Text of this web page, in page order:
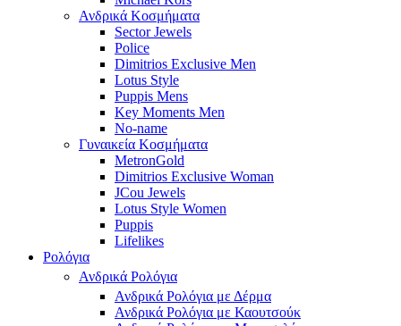
Ανδρικά Κοσμήματα
Sector Jewels
Police
Dimitrios Exclusive Men
Lotus Style
Puppis Mens
Key Moments Men
No-name
Γυναικεία Κοσμήματα
MetronGold
Dimitrios Exclusive Woman
JCou Jewels
Lotus Style Women
Puppis
Lifelikes
Ρολόγια
Ανδρικά Ρολόγια
Ανδρικά Ρολόγια με Δέρμα
Ανδρικά Ρολόγια με Καουτσούκ